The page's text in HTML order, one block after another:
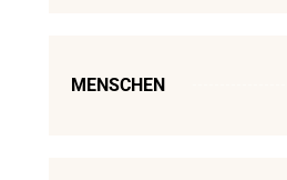
MENSCHEN